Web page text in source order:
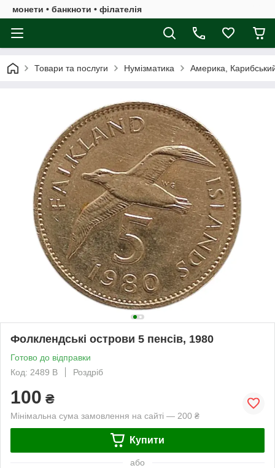
монети • банкноти • філателія
Товари та послуги Нумізматика Америка,
Фолклендські острови 5 пенсів, 1980
Готово до відправки
Код: 2489 B
Роздріб
100 ₴
Мінімальна сума замовлення на сайті — 200 ₴
Купити
або